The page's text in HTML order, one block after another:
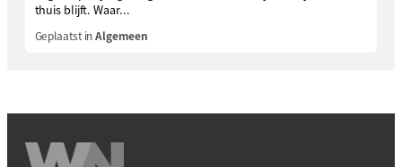
thuis blijft. Waar...
Geplaatst inAlgemeen